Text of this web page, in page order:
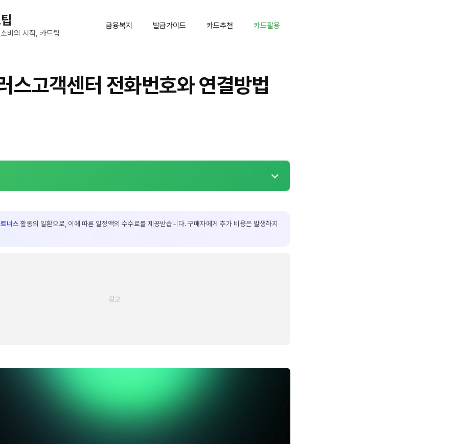
비의 시작, 카드팁
금융복지 발급가이드 카드추천 카드활용
스고객센터 전화번호와 연결방법
너스 활동의 일환으로, 이에 따른 일정액의 수수료를 제공받습니다. 구매자에게 추가 비용은 발생하지